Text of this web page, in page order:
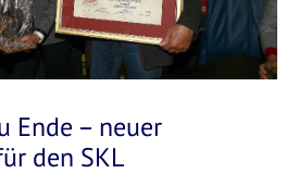
Ende – neuer
den SKL